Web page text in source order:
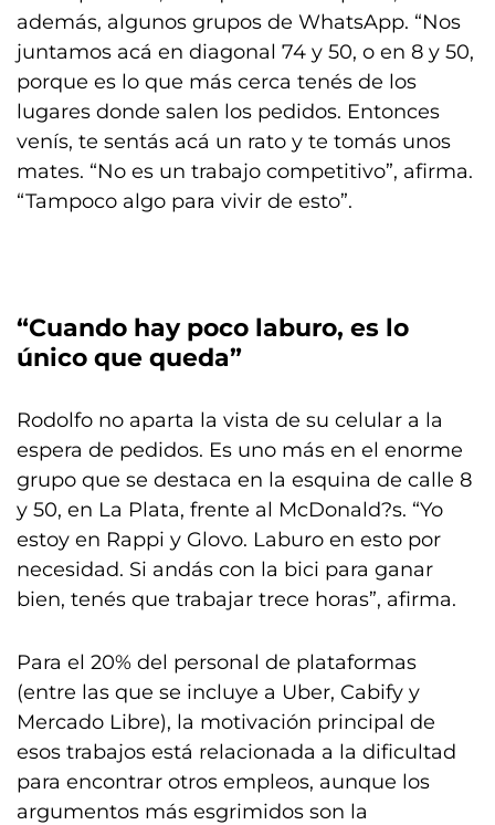
además, algunos grupos de WhatsApp. “Nos
juntamos acá en diagonal 74 y 50, o en 8 y 50,
porque es lo que más cerca tenés de los
lugares donde salen los pedidos. Entonces
venís, te sentás acá un rato y te tomás unos
mates. “No es un trabajo competitivo”, afirma.
“Tampoco algo para vivir de esto”.
“Cuando hay poco laburo, es lo
único que queda”
Rodolfo no aparta la vista de su celular a la
espera de pedidos. Es uno más en el enorme
grupo que se destaca en la esquina de calle 8
y 50, en La Plata, frente al McDonald?s. “Yo
estoy en Rappi y Glovo. Laburo en esto por
necesidad. Si andás con la bici para ganar
bien, tenés que trabajar trece horas”, afirma.
Para el 20% del personal de plataformas
(entre las que se incluye a Uber, Cabify y
Mercado Libre), la motivación principal de
esos trabajos está relacionada a la dificultad
para encontrar otros empleos, aunque los
argumentos más esgrimidos son la